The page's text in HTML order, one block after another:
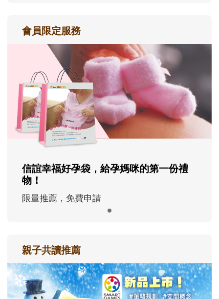
會員限定服務
信誼幸福好孕袋，給孕媽咪的第一份禮
物！
限量推薦，免費申請
親子共讀推薦